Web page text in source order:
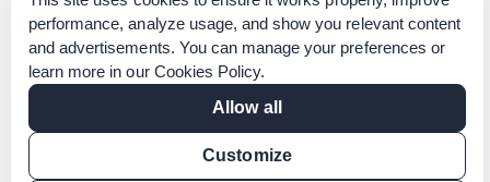
performance, analyze usage, and show you relevant content
and advertisements. You can manage your preferences or
learn more in our Cookies Policy.
Allow all
Customize
Policies & Terms of Service
Modern Slavery Statement
Certification Verification
Results Verification